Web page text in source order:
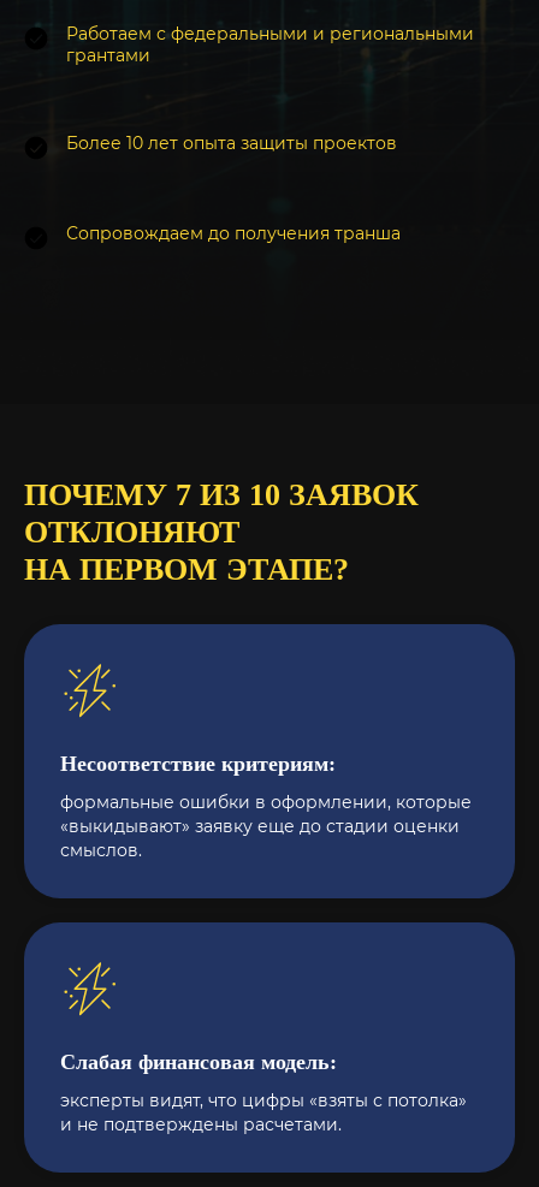
Работаем с федеральными и региональными
грантами
Более 10 лет опыта защиты проектов
Сопровождаем до получения транша
ПОЧЕМУ 7 ИЗ 10 ЗАЯВОК
ОТКЛОНЯЮТ
НА ПЕРВОМ ЭТАПЕ?
Несоответствие критериям:
формальные ошибки в оформлении, которые
«выкидывают» заявку еще до стадии оценки
смыслов.
Слабая финансовая модель:
эксперты видят, что цифры «взяты с потолка»
и не подтверждены расчетами.